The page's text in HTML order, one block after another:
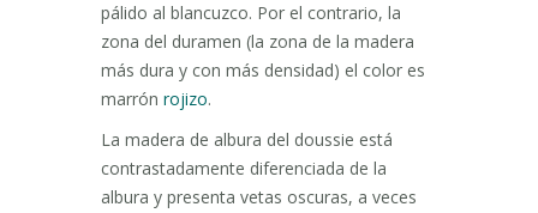
pálido al blancuzco. Por el contrario, la
zona del duramen (la zona de la madera
más dura y con más densidad) el color es
marrón rojizo.
La madera de albura del doussie está
contrastadamente diferenciada de la
albura y presenta vetas oscuras, a veces